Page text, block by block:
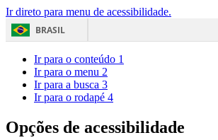
Ir direto para menu de acessibilidade.
BRASIL
Acesso à
Ir para o conteúdo 1
Ir para o menu 2
Ir para a busca 3
Ir para o rodapé 4
Opções de acessibilidade